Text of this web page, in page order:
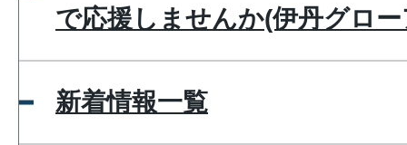
で応援しませんか(伊丹グロ
新着情報一覧